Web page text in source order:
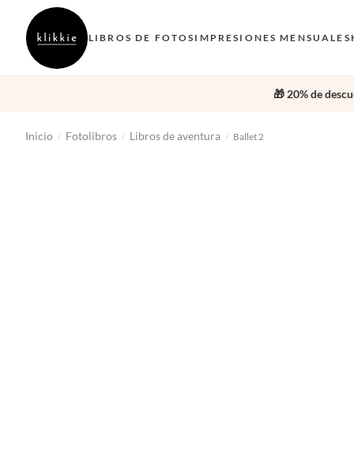
LIBROS DE FOTOS IMPRESIONES MENSUALES
🎁 20% de
Inicio / Fotolibros / Libros de aventura / Ballet 2